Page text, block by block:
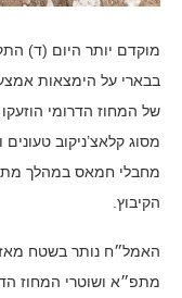
מוקדם יותר היום (ד)
בבארי על הימצאות
של המחוז הדרומי
מסוג קלאצ’ניקוב
הקיבוץ.
האמל״ח נותר בשטח מאז
מתפ״א ושוטרי המחוז